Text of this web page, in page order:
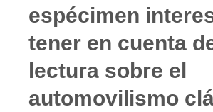
espécimen
tener en cuenta
lectura sobre el
automovilismo